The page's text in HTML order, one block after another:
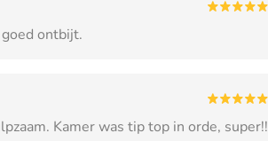
ontbijt.
Kamer was tip top in orde, super!!